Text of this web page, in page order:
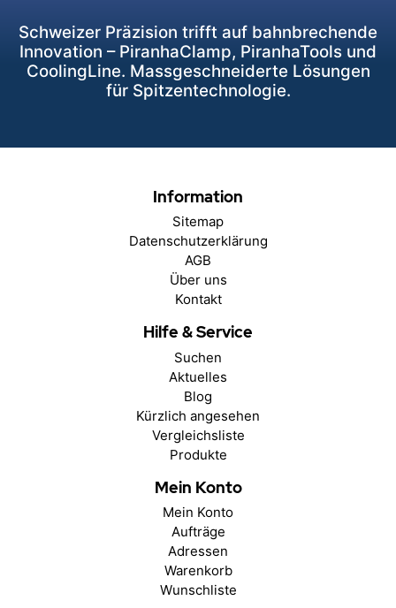
Schweizer Präzision trifft auf bahnbrechende
Innovation – PiranhaClamp, PiranhaTools und
CoolingLine. Massgeschneiderte Lösungen
für Spitzentechnologie.
Information
Sitemap
Datenschutzerklärung
AGB
Über uns
Kontakt
Hilfe & Service
Suchen
Aktuelles
Blog
Kürzlich angesehen
Vergleichsliste
Produkte
Mein Konto
Mein Konto
Aufträge
Adressen
Warenkorb
Wunschliste